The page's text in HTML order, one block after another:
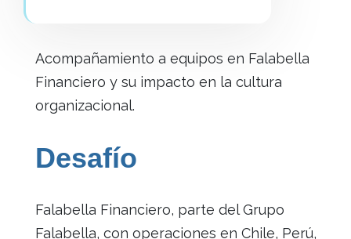
Acompañamiento a equipos en Falabella
Financiero y su impacto en la cultura
organizacional.
Desafío
Falabella Financiero, parte del Grupo
Falabella, con operaciones en Chile, Perú,